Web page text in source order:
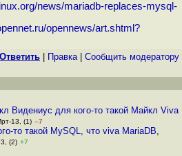
news/mariadb-replaces-mysql-
opennews/art.shtml?
Ответить Правка| Cообщить модератору
Видениус для кого-то такой Майкл Viva
13, (1) –7
то такой MySQL, что viva MariaDB,
(2) +7